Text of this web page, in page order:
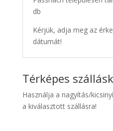
db
Kérjük, adja meg az
dátumát!
Térképes
Használja a nagyítás/
a kiválasztott szállásra!